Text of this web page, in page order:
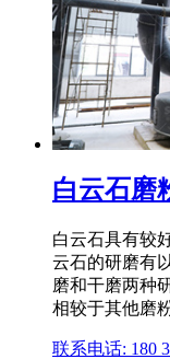
白云石磨
白云石具有较
云石的研磨有
磨和干磨两种
相较于其他磨
联系电话: 180